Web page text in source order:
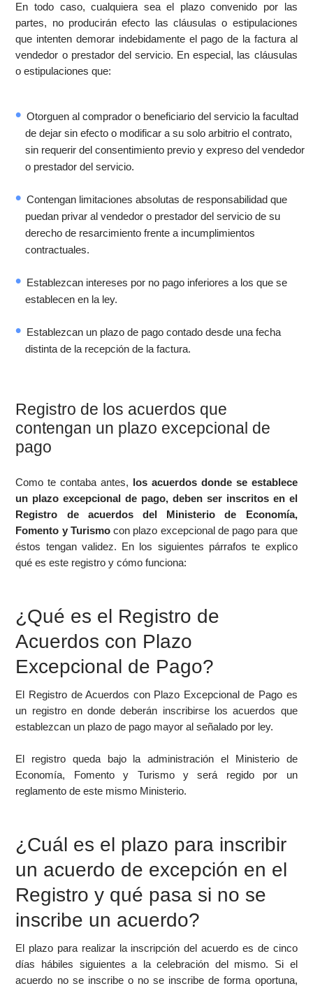
En todo caso, cualquiera sea el plazo convenido por las
partes, no producirán efecto las cláusulas o estipulaciones
que intenten demorar indebidamente el pago de la factura al
vendedor o prestador del servicio. En especial, las cláusulas
o estipulaciones que:
Otorguen al comprador o beneficiario del servicio la facultad
de dejar sin efecto o modificar a su solo arbitrio el contrato,
sin requerir del consentimiento previo y expreso del vendedor
o prestador del servicio.
Contengan limitaciones absolutas de responsabilidad que
puedan privar al vendedor o prestador del servicio de su
derecho de resarcimiento frente a incumplimientos
contractuales.
Establezcan intereses por no pago inferiores a los que se
establecen en la ley.
Establezcan un plazo de pago contado desde una fecha
distinta de la recepción de la factura.
Registro de los acuerdos que
contengan un plazo excepcional de
pago
Como te contaba antes, los acuerdos donde se establece
un plazo excepcional de pago, deben ser inscritos en el
Registro de acuerdos del Ministerio de Economía,
Fomento y Turismocon plazo excepcional de pago para que
éstos tengan validez. En los siguientes párrafos te explico
qué es este registro y cómo funciona:
¿Qué es el Registro de
Acuerdos con Plazo
Excepcional de Pago?
El Registro de Acuerdos con Plazo Excepcional de Pago es
un registro en donde deberán inscribirse los acuerdos que
establezcan un plazo de pago mayor al señalado por ley.
El registro queda bajo la administración el Ministerio de
Economía, Fomento y Turismo y será regido por un
reglamento de este mismo Ministerio.
¿Cuál es el plazo para inscribir
un acuerdo de excepción en el
Registro y qué pasa si no se
inscribe un acuerdo?
El plazo para realizar la inscripción del acuerdo es de cinco
días hábiles siguientes a la celebración del mismo. Si el
acuerdo no se inscribe o no se inscribe de forma oportuna,